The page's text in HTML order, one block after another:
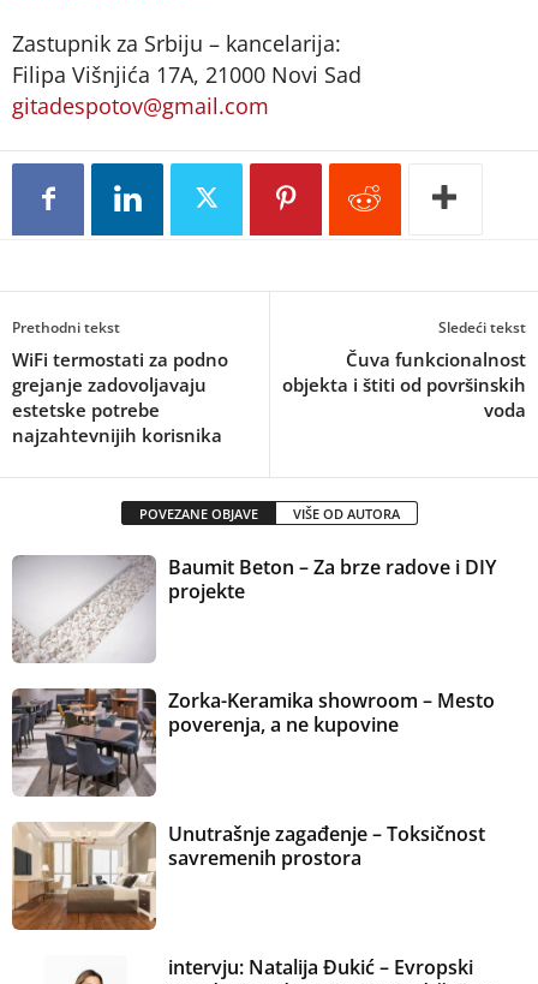
Zastupnik za Srbiju – kancelarija:
Filipa Višnjića 17A, 21000 Novi Sad
gitadespotov@gmail.com
Prethodni tekst
WiFi termostati za podno
grejanje zadovoljavaju
estetske potrebe
najzahtevnijih korisnika
Sledeći tekst
Čuva funkcionalnost
objekta i štiti od površinskih
voda
POVEZANE OBJAVE VIŠE OD AUTORA
Baumit Beton – Za brze radove i DIY
projekte
Zorka-Keramika showroom – Mesto
poverenja, a ne kupovine
Unutrašnje zagađenje – Toksičnost
savremenih prostora
intervju: Natalija Đukić – Evropski